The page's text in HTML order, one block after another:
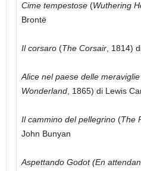
Cime tempestose (Wuthering
Brontë
Il corsaro (The Corsair , 1814)
Alice nel paese delle meraviglie
Wonderland , 1865) di Lewis
Il cammino del pellegrino (The
John Bunyan
Aspettando Godot (En